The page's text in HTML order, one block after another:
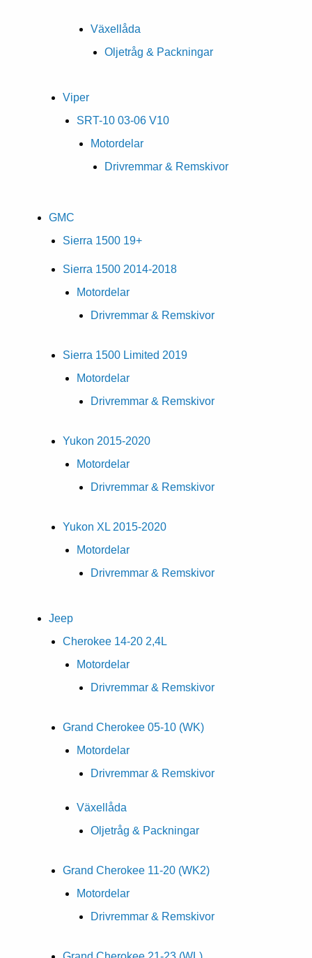
Växellåda
Oljetråg & Packningar
Viper
SRT-10 03-06 V10
Motordelar
Drivremmar & Remskivor
GMC
Sierra 1500 19+
Sierra 1500 2014-2018
Motordelar
Drivremmar & Remskivor
Sierra 1500 Limited 2019
Motordelar
Drivremmar & Remskivor
Yukon 2015-2020
Motordelar
Drivremmar & Remskivor
Yukon XL 2015-2020
Motordelar
Drivremmar & Remskivor
Jeep
Cherokee 14-20 2,4L
Motordelar
Drivremmar & Remskivor
Grand Cherokee 05-10 (WK)
Motordelar
Drivremmar & Remskivor
Växellåda
Oljetråg & Packningar
Grand Cherokee 11-20 (WK2)
Motordelar
Drivremmar & Remskivor